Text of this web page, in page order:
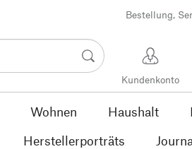
Bestellung,
Kundenkonto
Wohnen Haushalt
Herstellerporträts